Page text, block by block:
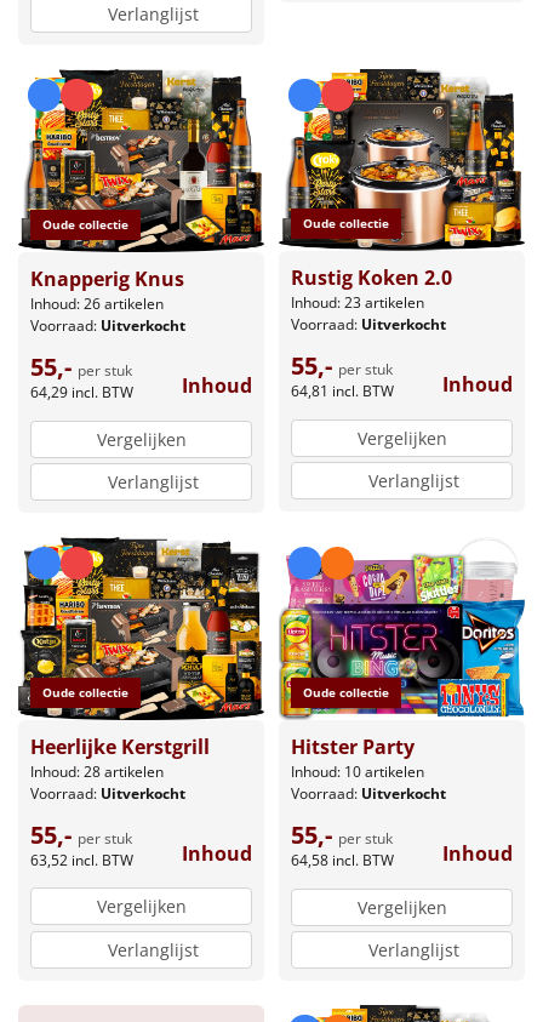
Verlanglijst
Oude collectie
Knapperig Knus
Inhoud: 26 artikelen
Voorraad: Uitverkocht
55,- per stuk
64,29 incl. BTW Inhoud
Vergelijken
Verlanglijst
Oude collectie
Rustig Koken 2.0
Inhoud: 23 artikelen
Voorraad: Uitverkocht
55,- per stuk
64,81 incl. BTW Inhoud
Vergelijken
Verlanglijst
Oude collectie
Heerlijke Kerstgrill
Inhoud: 28 artikelen
Voorraad: Uitverkocht
55,- per stuk
63,52 incl. BTW Inhoud
Vergelijken
Verlanglijst
Oude collectie
Hitster Party
Inhoud: 10 artikelen
Voorraad: Uitverkocht
55,- per stuk
64,58 incl. BTW Inhoud
Vergelijken
Verlanglijst